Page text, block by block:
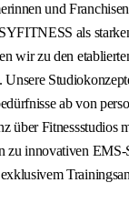
und
als
wir zu den
Unsere
ab von
über Fitnessstudios
zu innovativen EMS-